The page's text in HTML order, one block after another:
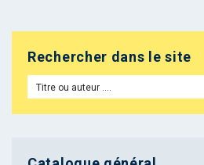
Rechercher dans le site